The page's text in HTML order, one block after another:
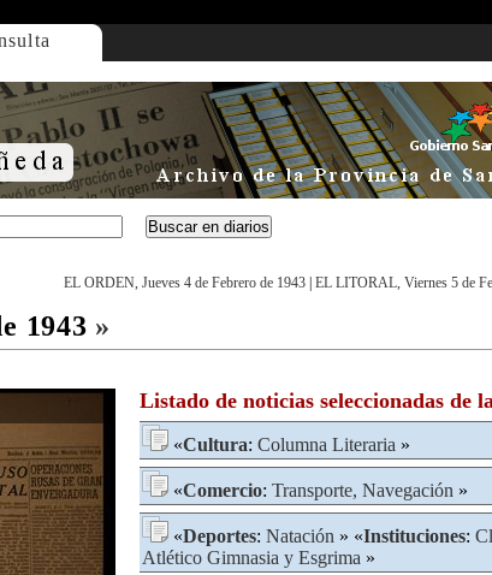
EL ORDEN, Jueves 4 de Febrero de 1943 EL LITORAL, Viernes 5 de
1943 »
Listado de noticias seleccionadas de
«Cultura: Columna Literaria »
«Comercio: Transporte, Navegación »
«Deportes: Natación » «Instituciones:
Atlético Gimnasia y Esgrima »